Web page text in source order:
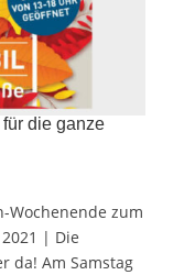
die ganze
Wochenende zum
| Die
da! Am Samstag